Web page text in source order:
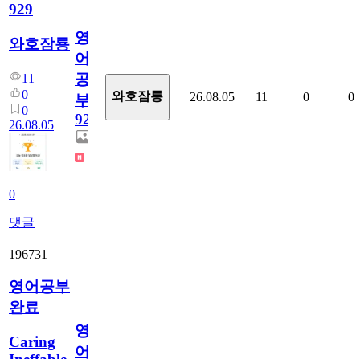
929
와호잠룡
11
0
0
26.08.05
0
댓글
영
어
공
부
929
와호잠룡 26.08.05 11 0 0
196731
영어공부
완료
Caring
영
어